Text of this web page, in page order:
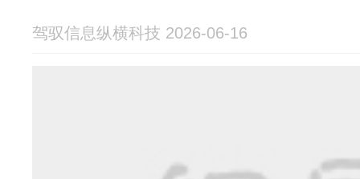
驾驭信息纵横科技 2026-06-16